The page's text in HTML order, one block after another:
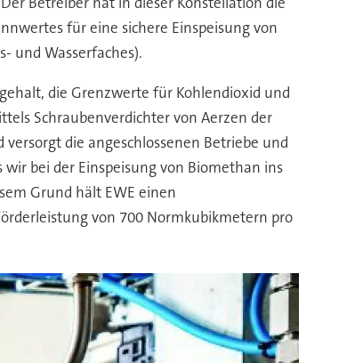
für eine sichere Einspeisung von
und Wasserfaches).
die Grenzwerte für Kohlendioxid und
Schraubenverdichter von Aerzen der
die angeschlossenen Betriebe und
bei der Einspeisung von Biomethan ins
Grund hält EWE einen
von 700 Normkubikmetern pro